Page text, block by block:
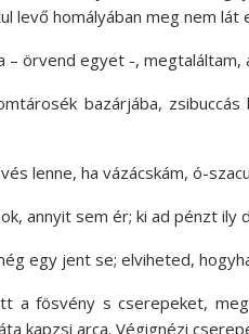
levő homályában meg nem
– örvend egyet -, megtaláltam,
bazárjába,
lenne, ha vázácskám, ó-
annyit sem ér; ki ad pénzt ily
egy jent se; elviheted,
a fösvény s cserepeket,
kapzsi arca. Végignézi